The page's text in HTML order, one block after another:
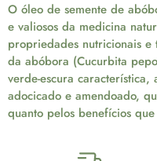
O óleo de semente de
e valiosos da medicina
propriedades nutricionais e
da abóbora (Cucurbita
verde-escura característica,
adocicado e amendoado,
quanto pelos benefícios